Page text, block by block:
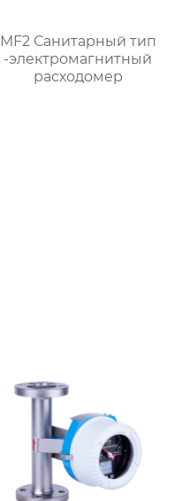
MF2 Санитарный тип
-электромагнитный
расходомер